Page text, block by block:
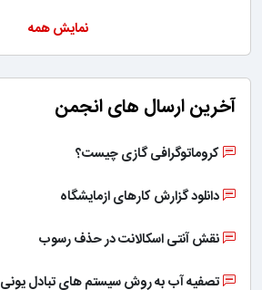
نمایش همه
آخرین ارسال های انجمن
کروماتوگرافی گازی چیست؟
دانلود گزارش کارهای ازمایشگاه
نقش آنتی اسکالانت در حذف رسوب
تصفیه آب به روش سیستم های تبادل یونی